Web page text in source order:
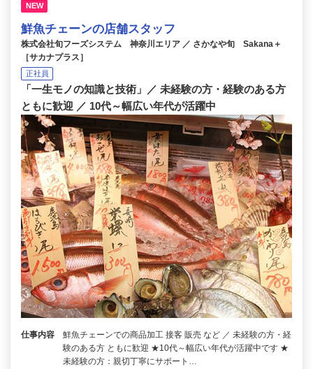
NEW
鮮魚チェーンの店舗スタッフ
株式会社旬フーズシステム 神奈川エリア ／ さかなや旬 Sakana＋
［サカナプラス］
正社員
「一生モノの知識と技術」／ 未経験の方・経験のある方
ともに歓迎 ／ 10代～幅広い年代が活躍中
仕事内容
鮮魚チェーンでの商品加工 接客 販売 など ／ 未経験の方・経
験のある方 ともに歓迎 ★10代～幅広い年代が活躍中です ★
未経験の方：親切丁寧にサポート…